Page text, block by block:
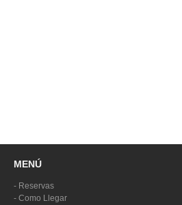
MENÚ
- Reservas
- Como Llegar